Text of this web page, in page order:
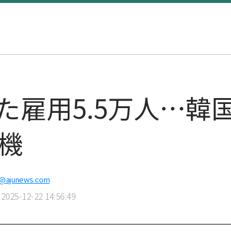
雇用5.5万人…韓
12-22 14:56:49